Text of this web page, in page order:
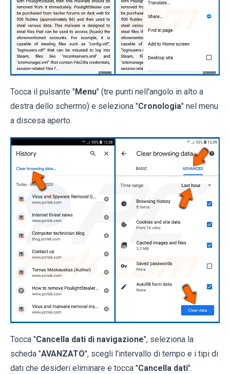
Tocca il pulsante "Menu" (tre punti nell'angolo in alto a
destra dello schermo) e seleziona "Cronologia" nel menu
a discesa aperto.
Tocca "Cancella dati di navigazione", seleziona la
scheda "AVANZATO", scegli l'intervallo di tempo e i tipi di
dati che desideri eliminare e tocca "Cancella dati".